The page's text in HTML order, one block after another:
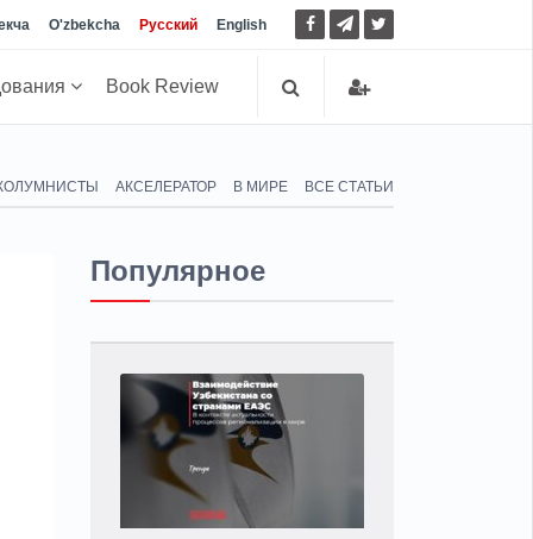
O'zbekcha Русский English
Book Review
АКСЕЛЕРАТОР В МИРЕ ВСЕ СТАТЬИ
Популярное